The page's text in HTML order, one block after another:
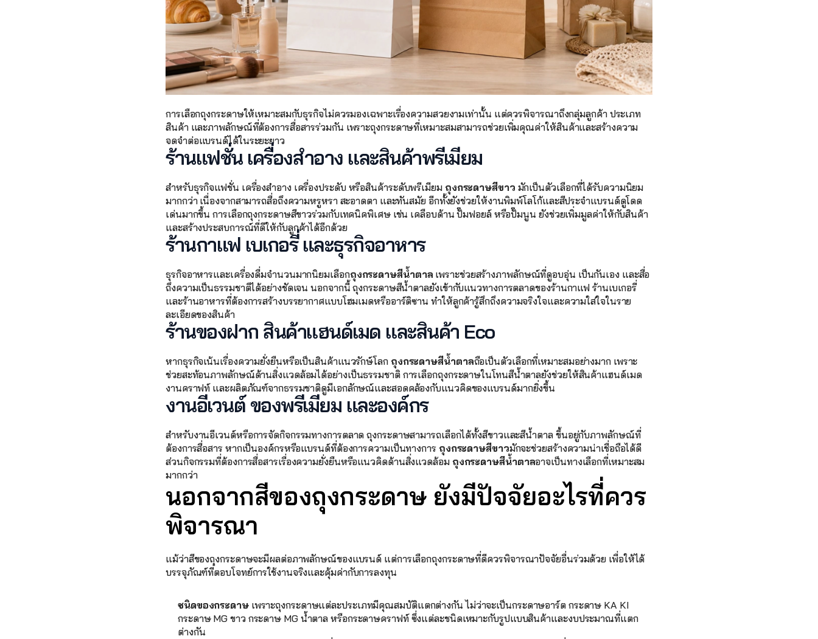
การเลือกถุงกระดาษให้เหมาะสมกับธุรกิจไม่ควรมองเฉพาะเรื่องความสวยงามเท่านั้น แต่ควรพิจารณาถึงกลุ่มลูกค้า ประเภท
สินค้า และภาพลักษณ์ที่ต้องการสื่อสารร่วมกัน เพราะถุงกระดาษที่เหมาะสมสามารถช่วยเพิ่มคุณค่าให้สินค้าและสร้างความ
จดจำต่อแบรนด์ได้ในระยะยาว
ร้านแฟชั่น เครื่องสำอาง และสินค้าพรีเมียม
สำหรับธุรกิจแฟชั่น เครื่องสำอาง เครื่องประดับ หรือสินค้าระดับพรีเมียม ถุงกระดาษสีขาว มักเป็นตัวเลือกที่ได้รับความนิยม
มากกว่า เนื่องจากสามารถสื่อถึงความหรูหรา สะอาดตา และทันสมัย อีกทั้งยังช่วยให้งานพิมพ์โลโก้และสีประจำแบรนด์ดูโดด
เด่นมากขึ้น การเลือกถุงกระดาษสีขาวร่วมกับเทคนิคพิเศษ เช่น เคลือบด้าน ปั๊มฟอยล์ หรือปั๊มนูน ยังช่วยเพิ่มมูลค่าให้กับสินค้า
และสร้างประสบการณ์ที่ดีให้กับลูกค้าได้อีกด้วย
ร้านกาแฟ เบเกอรี่ และธุรกิจอาหาร
ธุรกิจอาหารและเครื่องดื่มจำนวนมากนิยมเลือกถุงกระดาษสีน้ำตาล เพราะช่วยสร้างภาพลักษณ์ที่ดูอบอุ่น เป็นกันเอง และสื่อ
ถึงความเป็นธรรมชาติได้อย่างชัดเจน นอกจากนี้ ถุงกระดาษสีน้ำตาลยังเข้ากับแนวทางการตลาดของร้านกาแฟ ร้านเบเกอรี่
และร้านอาหารที่ต้องการสร้างบรรยากาศแบบโฮมเมดหรืออาร์ติซาน ทำให้ลูกค้ารู้สึกถึงความจริงใจและความใส่ใจในราย
ละเอียดของสินค้า
ร้านของฝาก สินค้าแฮนด์เมด และสินค้า Eco
หากธุรกิจเน้นเรื่องความยั่งยืนหรือเป็นสินค้าแนวรักษ์โลก ถุงกระดาษสีน้ำตาลถือเป็นตัวเลือกที่เหมาะสมอย่างมาก เพราะ
ช่วยสะท้อนภาพลักษณ์ด้านสิ่งแวดล้อมได้อย่างเป็นธรรมชาติ การเลือกถุงกระดาษในโทนสีน้ำตาลยังช่วยให้สินค้าแฮนด์เมด
งานคราฟท์ และผลิตภัณฑ์จากธรรมชาติดูมีเอกลักษณ์และสอดคล้องกับแนวคิดของแบรนด์มากยิ่งขึ้น
งานอีเวนต์ ของพรีเมียม และองค์กร
สำหรับงานอีเวนต์หรือการจัดกิจกรรมทางการตลาด ถุงกระดาษสามารถเลือกได้ทั้งสีขาวและสีน้ำตาล ขึ้นอยู่กับภาพลักษณ์ที่
ต้องการสื่อสาร หากเป็นองค์กรหรือแบรนด์ที่ต้องการความเป็นทางการ ถุงกระดาษสีขาวมักจะช่วยสร้างความน่าเชื่อถือได้ดี
ส่วนกิจกรรมที่ต้องการสื่อสารเรื่องความยั่งยืนหรือแนวคิดด้านสิ่งแวดล้อม ถุงกระดาษสีน้ำตาลอาจเป็นทางเลือกที่เหมาะสม
มากกว่า
นอกจากสีของถุงกระดาษ ยังมีปัจจัยอะไรที่ควร
พิจารณา
แม้ว่าสีของถุงกระดาษจะมีผลต่อภาพลักษณ์ของแบรนด์ แต่การเลือกถุงกระดาษที่ดีควรพิจารณาปัจจัยอื่นร่วมด้วย เพื่อให้ได้
บรรจุภัณฑ์ที่ตอบโจทย์การใช้งานจริงและคุ้มค่ากับการลงทุน
ชนิดของกระดาษ เพราะถุงกระดาษแต่ละประเภทมีคุณสมบัติแตกต่างกัน ไม่ว่าจะเป็นกระดาษอาร์ต กระดาษ KA KI
กระดาษ MG ขาว กระดาษ MG น้ำตาล หรือกระดาษคราฟท์ ซึ่งแต่ละชนิดเหมาะกับรูปแบบสินค้าและงบประมาณที่แตก
ต่างกัน